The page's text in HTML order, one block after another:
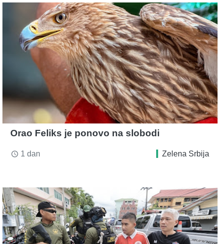
Orao Feliks je ponovo na slobodi
access_time 1 dan Zelena Srbija